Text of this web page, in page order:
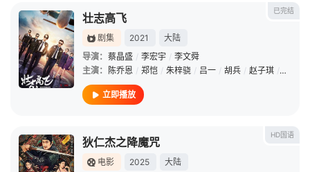
已完结
壮志高飞
剧集 2021
大陆
导演： 蔡晶盛 / 李宏宇 / 李文舜
主演：
陈乔恩 / 郑恺 / 朱梓骁 / 吕一 / 胡兵 / 赵子琪 / 吴建飞
立即播放
HD国语
狄仁杰之降魔咒
电影 2025
大陆